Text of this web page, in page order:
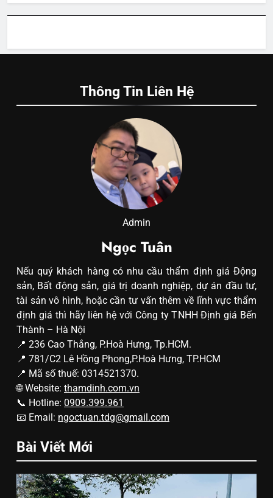
Thông Tin Liên Hệ
Admin
Ngọc Tuân
Nếu quý khách hàng có nhu cầu thẩm định giá Động
sản, Bất động sản, giá trị doanh nghiệp, dự án đầu tư,
tài sản vô hình, hoặc cần tư vấn thêm về lĩnh vực thẩm
định giá thì hãy liên hệ với Công ty TNHH Định giá Bến
Thành – Hà Nội
📍 236 Cao Thắng, P.Hoà Hưng, Tp.HCM.
📍 781/C2 Lê Hồng Phong,P.Hoà Hưng, TP.HCM
📍 Mã số thuế: 0314521370.
🌐 Website: thamdinh.com.vn
📞 Hotline: 0909.399.961
📧 Email: ngoctuan.tdg@gmail.com
Bài Viết Mới